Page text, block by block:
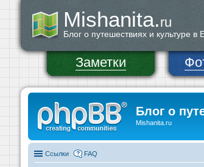
Mishanita.ru
Блог о путешествиях и культуре в
Заметки
Блог о
Mishanita.ru
Ссылки FAQ